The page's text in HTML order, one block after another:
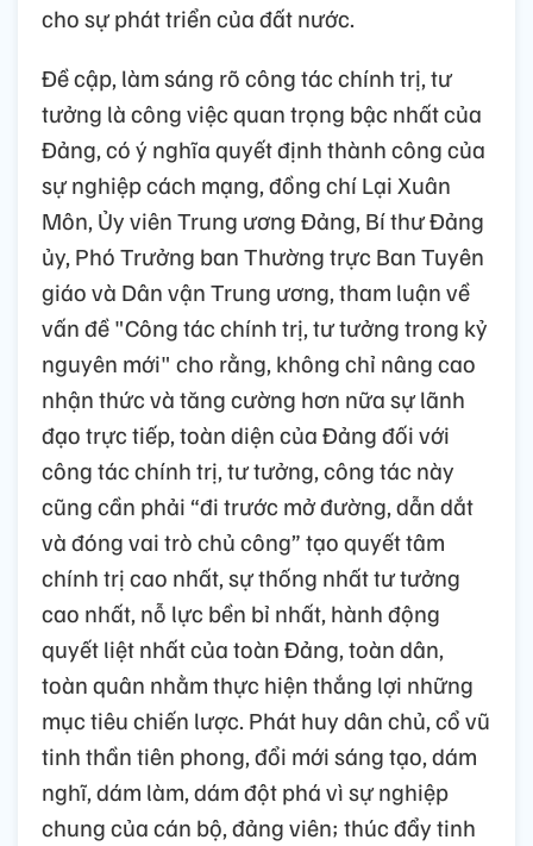
cho sự phát triển của đất nước.
Đề cập, làm sáng rõ công tác chính trị, tư
tưởng là công việc quan trọng bậc nhất của
Đảng, có ý nghĩa quyết định thành công của
sự nghiệp cách mạng, đồng chí Lại Xuân
Môn, Ủy viên Trung ương Đảng, Bí thư Đảng
ủy, Phó Trưởng ban Thường trực Ban Tuyên
giáo và Dân vận Trung ương, tham luận về
vấn đề "Công tác chính trị, tư tưởng trong kỷ
nguyên mới" cho rằng, không chỉ nâng cao
nhận thức và tăng cường hơn nữa sự lãnh
đạo trực tiếp, toàn diện của Đảng đối với
công tác chính trị, tư tưởng, công tác này
cũng cần phải “đi trước mở đường, dẫn dắt
và đóng vai trò chủ công” tạo quyết tâm
chính trị cao nhất, sự thống nhất tư tưởng
cao nhất, nỗ lực bền bỉ nhất, hành động
quyết liệt nhất của toàn Đảng, toàn dân,
toàn quân nhằm thực hiện thắng lợi những
mục tiêu chiến lược. Phát huy dân chủ, cổ vũ
tinh thần tiên phong, đổi mới sáng tạo, dám
nghĩ, dám làm, dám đột phá vì sự nghiệp
chung của cán bộ, đảng viên; thúc đẩy tinh